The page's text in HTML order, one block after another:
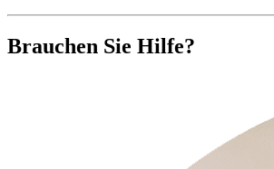
Brauchen Sie Hilfe?